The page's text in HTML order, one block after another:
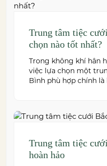
Trung tâm tiệc
chọn nào tốt nhất?
Trong không khí hân
việc lựa chọn một
Bình phù hợp chính
Trung tâm tiệc
hoàn hảo